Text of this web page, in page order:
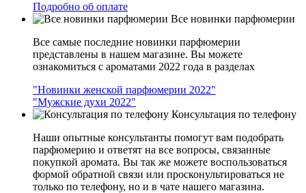
Подробно об оплате
Все новинки парфюмерии
Все самые последние новинки парфюмерии
представлены в нашем магазине. Вы можете
ознакомиться с ароматами 2022 года в разделах
"Новинки женской парфюмерии 2022"
"Мужские духи 2022"
Консультация по телефону
Наши опытные консультанты помогут вам подобрать
парфюмерию и ответят на все вопросы, связанные
покупкой аромата. Вы так же можете воспользоваться
формой обратной связи или просконультироваться не
только по телефону, но и в чате нашего магазина.